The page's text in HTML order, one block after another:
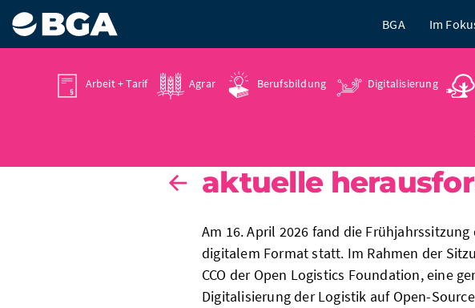
BGA Im
Arbeit + Tarif Agrar Berufsbildung Digitalisierung
aktuelle
Am 16. April 2026 fand die Frühjahrssitzung
digitalem Format statt. Im Rahmen der
CCO der Open Logistics Foundation, eine
Digitalisierung der Logistik auf Open-